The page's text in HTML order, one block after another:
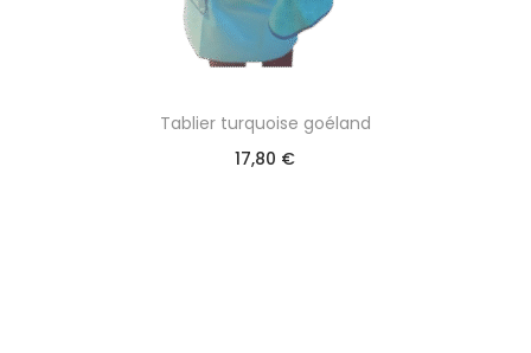
Tablier turquoise goéland
17,80 €